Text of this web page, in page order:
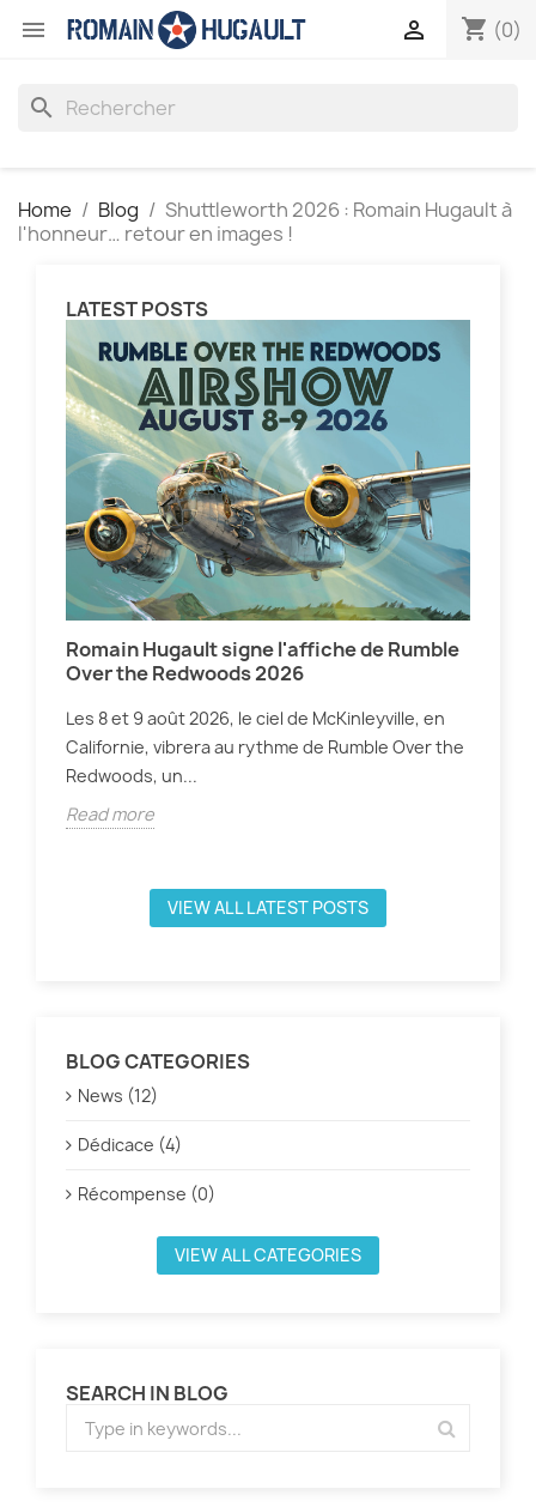
 shopping_cart (0)

search
Home Blog
Shuttleworth 2026 : Romain Hugault à
l'honneur… retour en images !
LATEST POSTS
Romain Hugault signe l'affiche de Rumble
Over the Redwoods 2026
Les 8 et 9 août 2026, le ciel de McKinleyville, en
Californie, vibrera au rythme de Rumble Over the
Redwoods, un...
Read more
VIEW ALL LATEST POSTS
BLOG CATEGORIES
News (12)
Dédicace (4)
Récompense (0)
VIEW ALL CATEGORIES
SEARCH IN BLOG